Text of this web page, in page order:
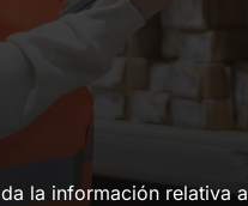
la información relativa a